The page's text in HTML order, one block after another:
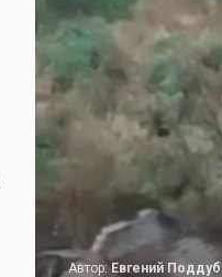
Автор:Евгений